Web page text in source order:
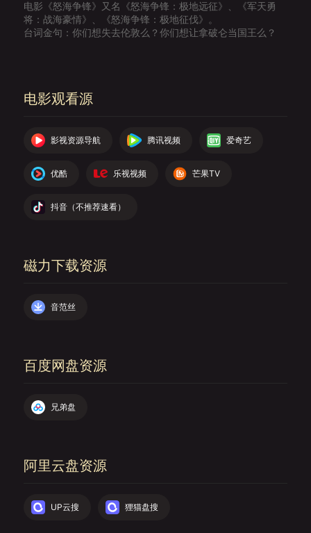
电影《怒海争锋》又名《怒海争锋：极地远征》、《军天勇
将：战海豪情》、《怒海争锋：极地征伐》。
台词金句：你们想失去伦敦么？你们想让拿破仑当国王么？
电影观看源
影视资源导航 腾讯视频 爱奇艺
优酷 乐视视频 芒果TV
抖音（不推荐速看）
磁力下载资源
音范丝
百度网盘资源
兄弟盘
阿里云盘资源
UP云搜 狸猫盘搜